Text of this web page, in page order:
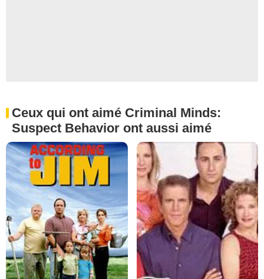
Ceux qui ont aimé Criminal Minds:
Suspect Behavior ont aussi aimé